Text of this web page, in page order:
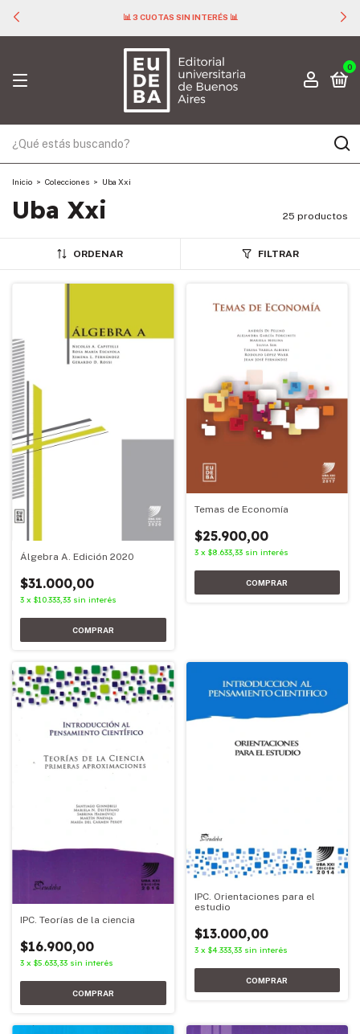
📊 3 CUOTAS SIN INTERÉS 📊
0
Inicio > Colecciones > Uba Xxi
Uba Xxi 25 productos
ORDENAR FILTRAR
Álgebra A. Edición 2020
$31.000,00
3 x $10.333,33 sin interés
Temas de Economía
$25.900,00
3 x $8.633,33 sin interés
IPC. Teorías de la ciencia
$16.900,00
3 x $5.633,33 sin interés
IPC. Orientaciones para el
estudio
$13.000,00
3 x $4.333,33 sin interés